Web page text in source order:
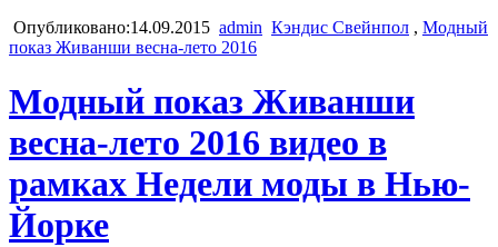
Опубликовано:14.09.2015 admin Кэндис Свейнпол , Модный
показ Живанши весна-лето 2016
Модный показ Живанши
весна-лето 2016 видео в
рамках Недели моды в Нью-
Йорке